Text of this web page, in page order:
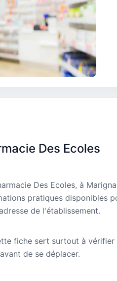
Des Ecoles
Des Ecoles, à
pratiques disponibles
de l'établissement.
fiche sert surtout à
de se déplacer.